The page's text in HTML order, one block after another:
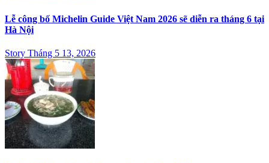
Lễ công bố Michelin Guide Việt Nam 2026 sẽ diễn ra tháng 6 tại
Hà Nội
Story Tháng 5 13, 2026